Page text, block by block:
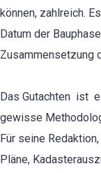
können, zahlreich.
Datum der
Zusammensetzung
Das Gutachten ist
gewisse
Für seine
Pläne,